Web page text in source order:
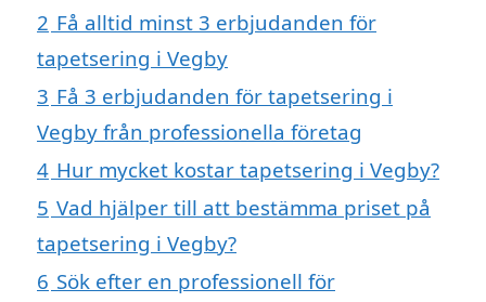
2 Få alltid minst 3 erbjudanden för
tapetsering i Vegby
3 Få 3 erbjudanden för tapetsering i
Vegby från professionella företag
4 Hur mycket kostar tapetsering i Vegby?
5 Vad hjälper till att bestämma priset på
tapetsering i Vegby?
6 Sök efter en professionell för